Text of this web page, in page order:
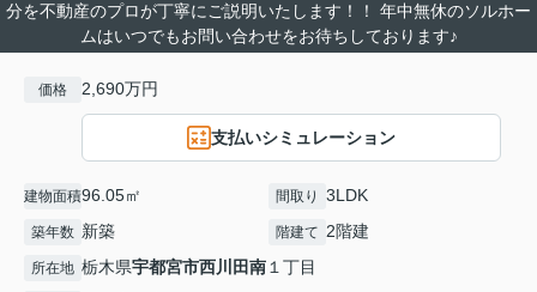
分を不動産のプロが丁寧にご説明いたします！！ 年中無休のソルホー
ムはいつでもお問い合わせをお待ちしております♪
価格 2,690万円
支払いシミュレーション
建物面積96.05㎡ 間取り 3LDK
築年数 新築 階建て 2階建
所在地 栃木県宇都宮市西川田南１丁目